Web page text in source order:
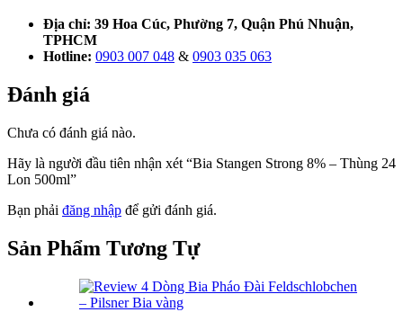
Địa chỉ: 39 Hoa Cúc, Phường 7, Quận Phú Nhuận,
TPHCM
Hotline: 0903 007 048 & 0903 035 063
Đánh giá
Chưa có đánh giá nào.
Hãy là người đầu tiên nhận xét “Bia Stangen Strong 8% – Thùng 24
Lon 500ml”
Bạn phải đăng nhập để gửi đánh giá.
Sản Phẩm Tương Tự